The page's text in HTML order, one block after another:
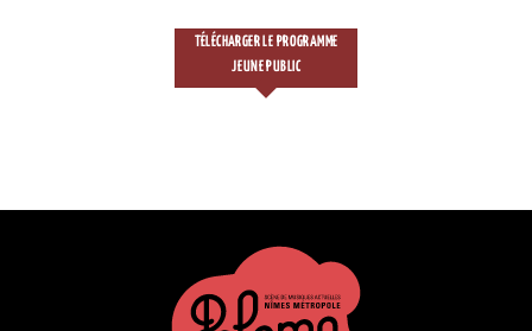
TÉLÉCHARGER LE PROGRAMME
JEUNE PUBLIC